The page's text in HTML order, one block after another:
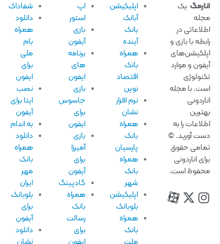
یک
در
با بازی و
و موارد
با مجله
را به
آورید. ©
حقوق
اناردونی
است.
اپلیکیشن
آبانک
آینده
همراه
اقتصاد
نرم افزار
نشان
همراه
پارسیان
همراه
اپلیکیشن
بلوبانک
همراه
اپ
استور
بازی
آیفون
برنامه
ایفون
بازی
جاسوس
ایفون
بازی
آیفون
گادپینگ
همراه
رسالت
شفاداک
دانلود
همراه
ایفون
نصب
ایتا برای
آیفون
به اندام
دانلود
همراه
بلوبانک
آیفون
دانلود